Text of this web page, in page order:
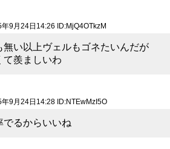
9月24日14:26 ID:MjQ4OTkzM
い以上ヴェルもゴネたいんだが
て羨ましいわ
9月24日14:28 ID:NTEwMzI5O
でるからいいね